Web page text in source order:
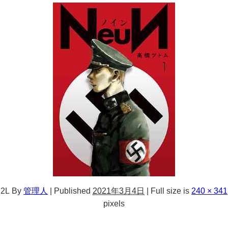
2L By 管理人 Published 2021年3月4日 Full size is 240 × 341
pixels